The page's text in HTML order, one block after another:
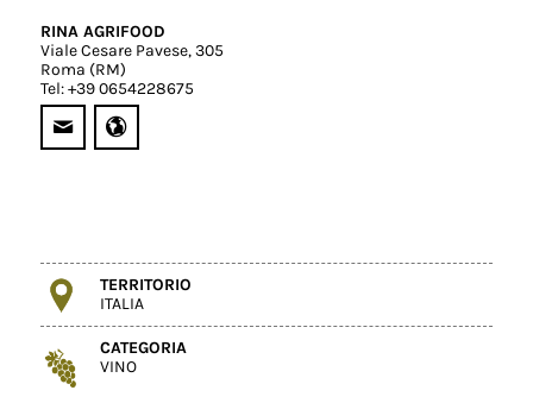
RINA AGRIFOOD
Viale Cesare Pavese, 305
Roma (RM)
Tel: +39 0654228675
TERRITORIO
ITALIA
CATEGORIA
VINO